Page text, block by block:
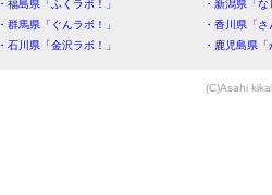
・福島県「ふくラボ！」
・新潟県「
・群馬県「ぐんラボ！」
・香川県「
・石川県「金沢ラボ！」
・鹿児島県
(C)Asahi